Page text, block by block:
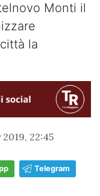
Monti il
la
2019, 22:45
Telegram